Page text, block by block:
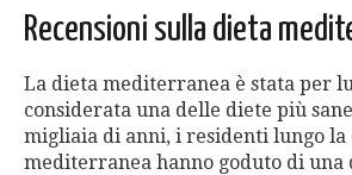
Recensioni sulla dieta
La dieta mediterranea è stata per
considerata una delle diete più
migliaia di anni, i residenti lungo la
mediterranea hanno goduto di una